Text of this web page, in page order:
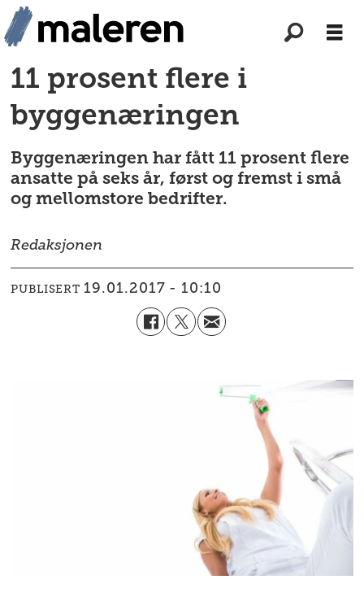
11 prosent flere i
byggenæringen
Byggenæringen har fått 11 prosent flere
ansatte på seks år, først og fremst i små
og mellomstore bedrifter.
Redaksjonen
PUBLISERT 19.01.2017 - 10:10